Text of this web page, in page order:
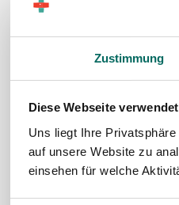
Zustimmung
Diese Webseite
Uns liegt Ihre
auf unsere Website zu
einsehen für welche